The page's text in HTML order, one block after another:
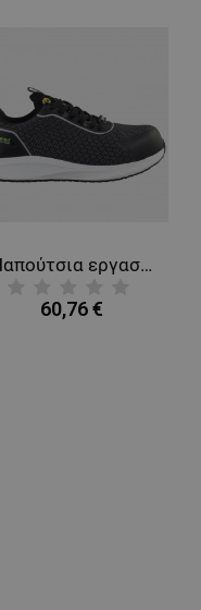
Παπούτσια εργασίας B-FLEX S1PL MF ESD SR
60,76 €